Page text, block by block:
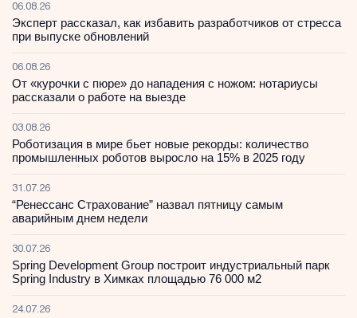
06.08.26
Эксперт рассказал, как избавить разработчиков от стресса
при выпуске обновлений
06.08.26
От «курочки с пюре» до нападения с ножом: нотариусы
рассказали о работе на выезде
03.08.26
Роботизация в мире бьет новые рекорды: количество
промышленных роботов выросло на 15% в 2025 году
31.07.26
“Ренессанс Страхование” назвал пятницу самым
аварийным днем недели
30.07.26
Spring Development Group построит индустриальный парк
Spring Industry в Химках площадью 76 000 м2
24.07.26